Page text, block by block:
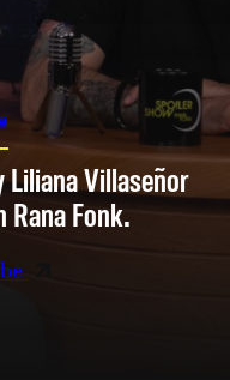
Liliana Villaseñor
Rana Fonk.